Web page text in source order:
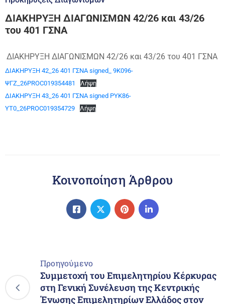
ΔΙΑΚΗΡΥΞΗ ΔΙΑΓΩΝΙΣΜΩΝ 42/26 και 43/26
του 401 ΓΣΝΑ
ΔΙΑΚΗΡΥΞΗ ΔΙΑΓΩΝΙΣΜΩΝ 42/26 και 43/26 του 401 ΓΣΝΑ
ΔΙΑΚΗΡΥΞΗ 42_26 401 ΓΣΝΑ signed_ 9Κ096-
ΨΓΖ_26PROC019354481
Λήψη
ΔΙΑΚΗΡΥΞΗ 43_26 401 ΓΣΝΑ signed ΡΥΚ86-
ΥΤ0_26PROC019354729
Λήψη
Κοινοποίηση Άρθρου
Προηγούμενο
Συμμετοχή του Επιμελητηρίου Κέρκυρας
στη Γενική Συνέλευση της Κεντρικής
Ένωσης Επιμελητηρίων Ελλάδος στον